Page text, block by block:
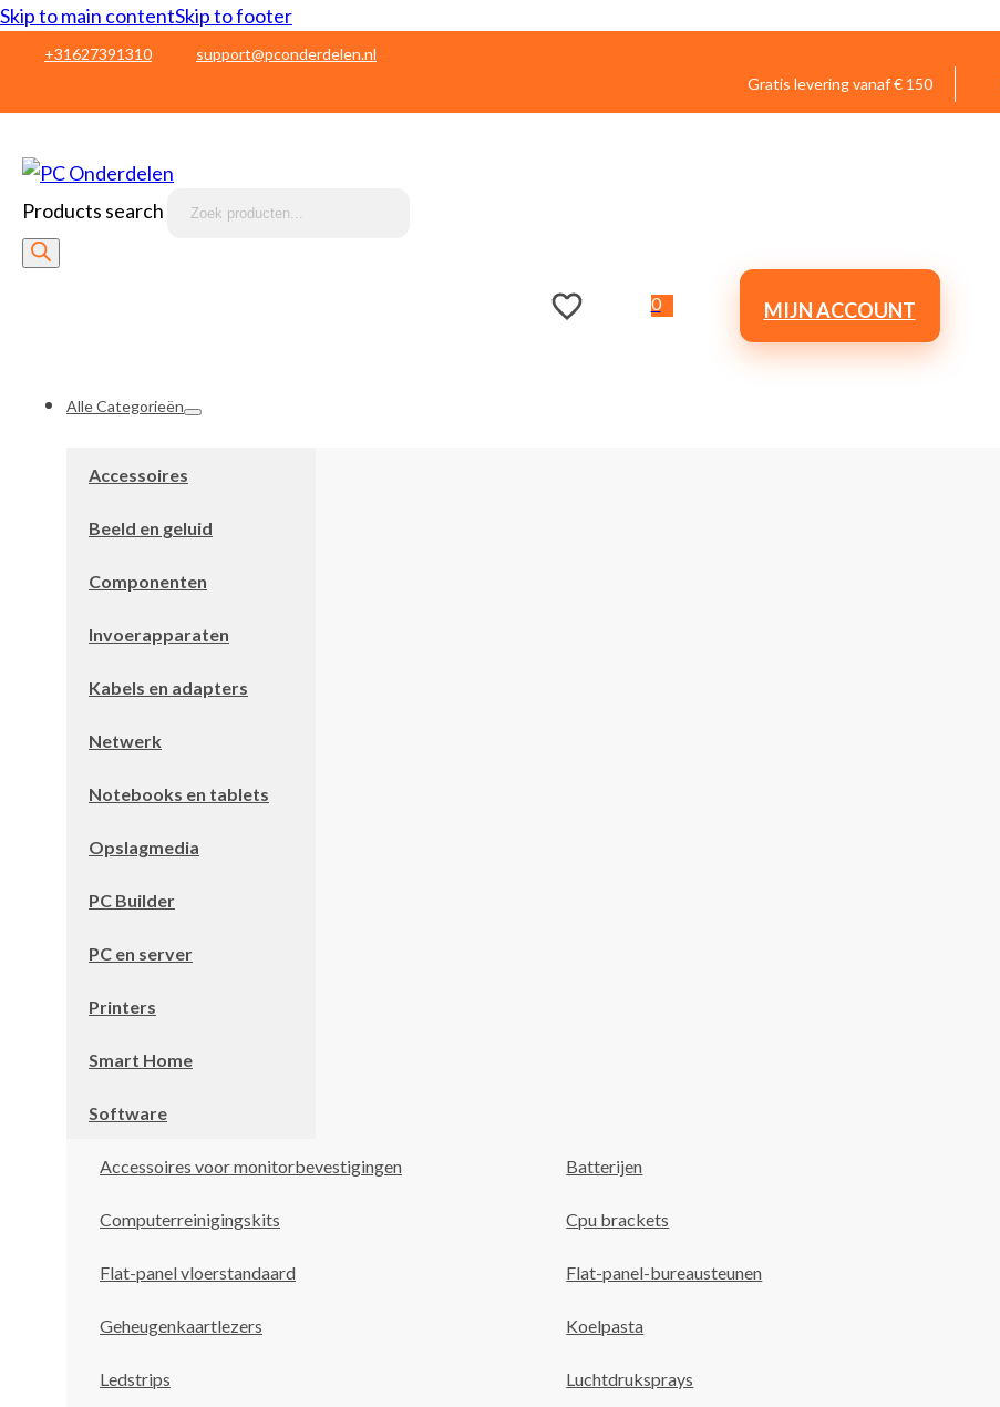
Skip to main contentSkip to footer
+31627391310
support@pconderdelen.nl
Gratis levering vanaf € 150
Products search
0 MIJN ACCOUNT
Alle Categorieën
Accessoires
Beeld en geluid
Componenten
Invoerapparaten
Kabels en adapters
Netwerk
Notebooks en tablets
Opslagmedia
PC Builder
PC en server
Printers
Smart Home
Software
Accessoires voor monitorbevestigingen Batterijen
Computerreinigingskits Cpu brackets
Flat-panel vloerstandaard Flat-panel-bureausteunen
Geheugenkaartlezers Koelpasta
Ledstrips Luchtdruksprays